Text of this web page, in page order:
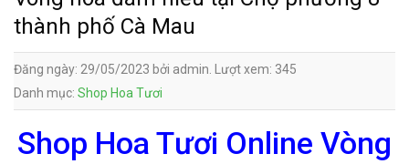
thành phố Cà Mau
Đăng ngày: 29/05/2023 bởi admin. Lượt xem: 345
Danh mục: Shop Hoa Tươi
Shop Hoa Tươi Online Vòng